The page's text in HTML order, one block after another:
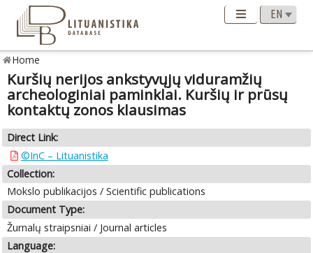
Home
Kuršių nerijos ankstyvųjų viduramžių
archeologiniai paminklai. Kuršių ir prūsų
kontaktų zonos klausimas
Direct Link:
©InC – Lituanistika
Collection:
Mokslo publikacijos / Scientific publications
Document Type:
Žurnalų straipsniai / Journal articles
Language: